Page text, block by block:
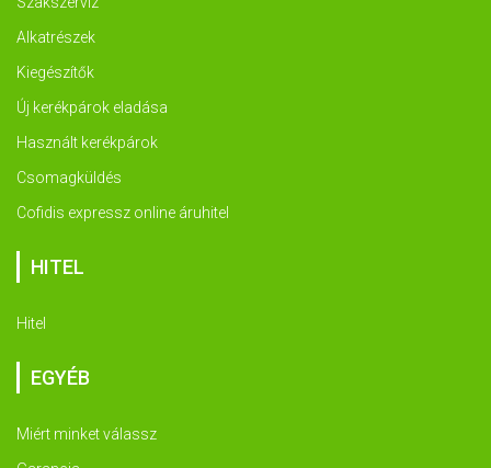
Alkatrészek
Kiegészítők
Új kerékpárok eladása
Használt kerékpárok
Csomagküldés
Cofidis expressz online áruhitel
HITEL
Hitel
EGYÉB
Miért minket válassz